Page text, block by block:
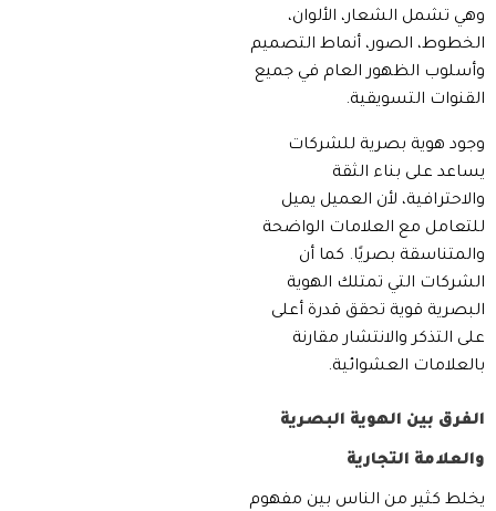
وهي تشمل الشعار، الألوان،
الخطوط، الصور، أنماط التصميم
وأسلوب الظهور العام في جميع
القنوات التسويقية.
وجود هوية بصرية للشركات
يساعد على بناء الثقة
والاحترافية، لأن العميل يميل
للتعامل مع العلامات الواضحة
والمتناسقة بصريًا. كما أن
الشركات التي تمتلك الهوية
البصرية قوية تحقق قدرة أعلى
على التذكر والانتشار مقارنة
بالعلامات العشوائية.
الفرق بين الهوية البصرية
والعلامة التجارية
يخلط كثير من الناس بين مفهوم